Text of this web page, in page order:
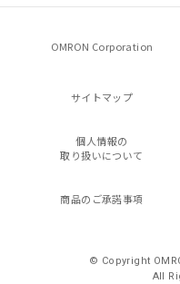
OMRON Corporation
サイトマップ
個人情報の
取り扱いについて
商品のご承諾事項
© Copyright
All